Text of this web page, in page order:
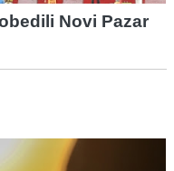
Novi Pazar